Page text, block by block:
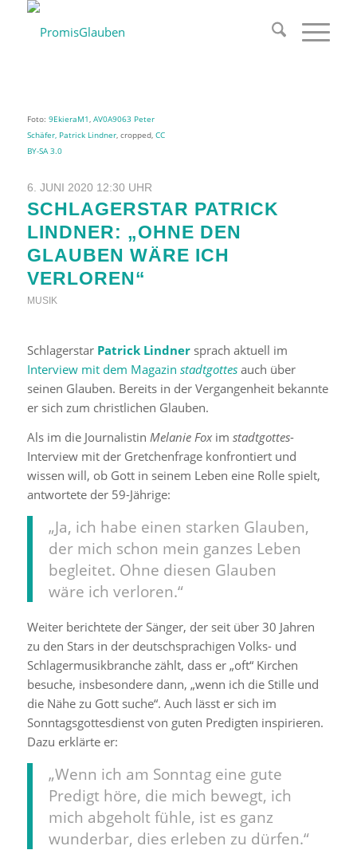
Foto: 9EkieraM1 AV0A9063 Peter
Schäfer, Patrick Lindner, cropped, CC
BY-SA 3.0
6. JUNI 2020 12:30 UHR
SCHLAGERSTAR PATRICK
LINDNER: „OHNE DEN
GLAUBEN WÄRE ICH
VERLOREN“
MUSIK
Schlagerstar Patrick Lindnersprach aktuell im
Interview mit dem Magazin stadtgottesauch über
seinen Glauben. Bereits in der Vergangenheit bekannte
er sich zum christlichen Glauben.
Als im die Journalistin Melanie Foxim stadtgottes-
Interview mit der Gretchenfrage konfrontiert und
wissen will, ob Gott in seinem Leben eine Rolle spielt,
antwortete der 59-Jährige:
„Ja, ich habe einen starken Glauben,
der mich schon mein ganzes Leben
begleitet. Ohne diesen Glauben
wäre ich verloren.“
Weiter berichtete der Sänger, der seit über 30 Jahren
zu den Stars in der deutschsprachigen Volks- und
Schlagermusikbranche zählt, dass er „oft“ Kirchen
besuche, insbesondere dann, „wenn ich die Stille und
die Nähe zu Gott suche“. Auch lässt er sich im
Sonntagsgottesdienst von guten Predigten inspirieren.
Dazu erklärte er:
„Wenn ich am Sonntag eine gute
Predigt höre, die mich bewegt, ich
mich abgeholt fühle, ist es ganz
wunderbar, dies erleben zu dürfen.“